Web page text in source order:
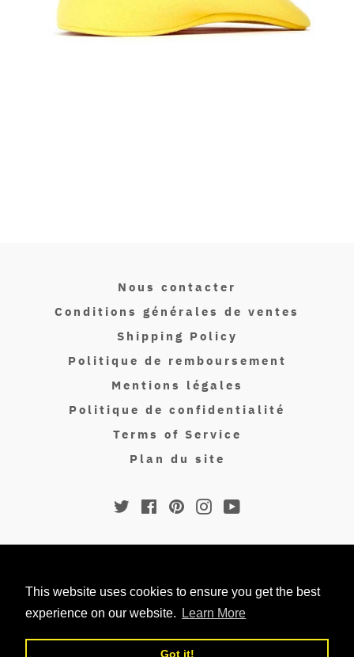
This website uses cookies to ensure you get the best
experience on our website.
Learn More
Got it!
Nous contacter
Conditions générales de ventes
Shipping Policy
Politique de remboursement
Mentions légales
Politique de confidentialité
Terms of Service
Plan du site
Twitter FacebookPinterestInstagramYouTube
Moyens
de